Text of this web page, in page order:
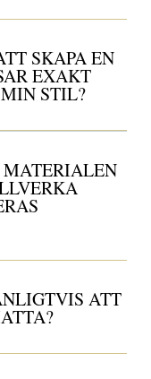
SKAPA EN
EXAKT
STIL?
ATT